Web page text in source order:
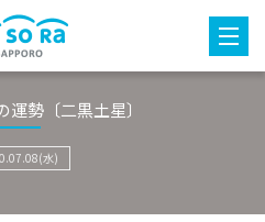
運勢〔二黒土星〕
水)